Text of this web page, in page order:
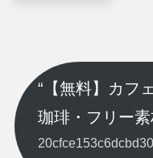
“【無料】カフ
珈琲・フリー